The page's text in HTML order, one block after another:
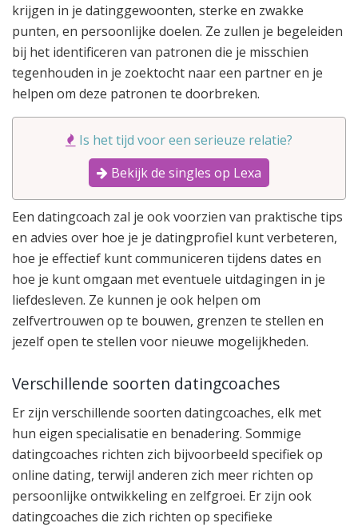
krijgen in je datinggewoonten, sterke en zwakke
punten, en persoonlijke doelen. Ze zullen je begeleiden
bij het identificeren van patronen die je misschien
tegenhouden in je zoektocht naar een partner en je
helpen om deze patronen te doorbreken.
Is het tijd voor een serieuze relatie?
Bekijk de singles op Lexa
Een datingcoach zal je ook voorzien van praktische tips
en advies over hoe je je datingprofiel kunt verbeteren,
hoe je effectief kunt communiceren tijdens dates en
hoe je kunt omgaan met eventuele uitdagingen in je
liefdesleven. Ze kunnen je ook helpen om
zelfvertrouwen op te bouwen, grenzen te stellen en
jezelf open te stellen voor nieuwe mogelijkheden.
Verschillende soorten datingcoaches
Er zijn verschillende soorten datingcoaches, elk met
hun eigen specialisatie en benadering. Sommige
datingcoaches richten zich bijvoorbeeld specifiek op
online dating, terwijl anderen zich meer richten op
persoonlijke ontwikkeling en zelfgroei. Er zijn ook
datingcoaches die zich richten op specifieke